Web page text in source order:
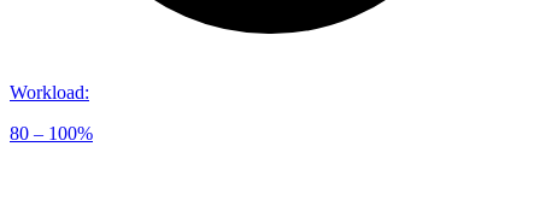
Workload:
80 – 100%